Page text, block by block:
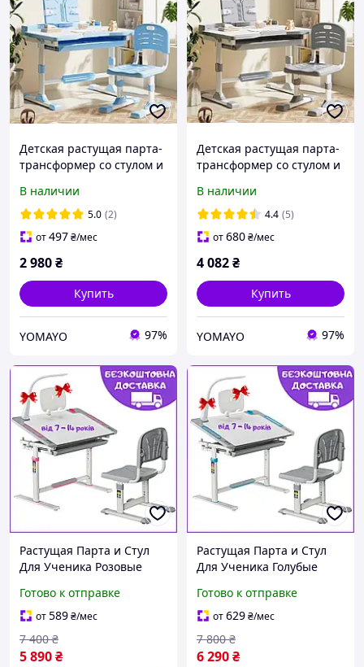
Детская растущая парта-
трансформер со стулом и
Spoko SP-09 синяя /
Комплект мебели для
школьника
В наличии
5.0 (2)
от497₴/мес
2 980₴
Купить
YOMAYO 97%
Детская растущая парта-
трансформер со стулом и
Spoko SP-09 серая /
Комплект мебели для
школьника
В наличии
4.4 (5)
от680₴/мес
4 082₴
Купить
YOMAYO 97%
Растущая Парта и Стул
Для Ученика Розовые
Комплект Ученическая
Парта+Стул для
Школьника
Готово к отправке
от589₴/мес
5 890₴
7 400 ₴
Растущая Парта и Стул
Для Ученика Голубые
Комплект Ученическая
Парта+Стул для
Школьника
Готово к отправке
от629₴/мес
6 290₴
7 800 ₴